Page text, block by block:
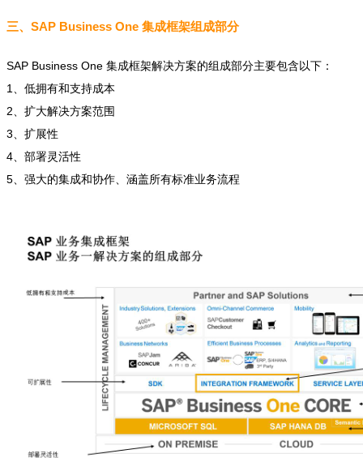
三、SAP Business One 集成框架组成部分
SAP Business One 集成框架解决方案的组成部分主要包含以下：
1、低拥有和支持成本
2、扩大解决方案范围
3、扩展性
4、部署灵活性
5、强大的集成和协作、涵盖所有标准业务流程